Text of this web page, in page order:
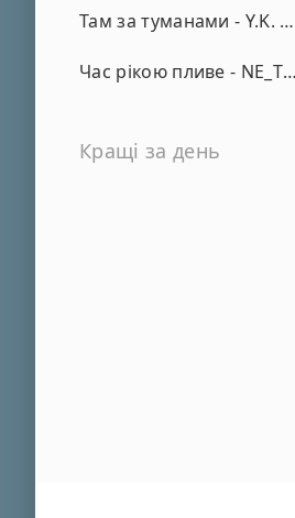
Там за туманами - Y.K. Music
Час рікою пливе - NE_TVOYA_MRIYA
Кращі за день